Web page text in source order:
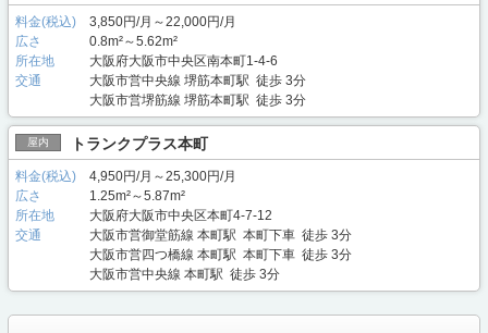
料金(税込)
3,850円/月～22,000円/月
広さ
0.8m²～5.62m²
所在地
大阪府大阪市中央区南本町1-4-6
交通
大阪市営中央線 堺筋本町駅 徒歩 3分
大阪市営堺筋線 堺筋本町駅 徒歩 3分
屋内 トランクプラス本町
料金(税込)
4,950円/月～25,300円/月
広さ
1.25m²～5.87m²
所在地
大阪府大阪市中央区本町4-7-12
交通
大阪市営御堂筋線 本町駅 本町下車 徒歩 3分
大阪市営四つ橋線 本町駅 本町下車 徒歩 3分
大阪市営中央線 本町駅 徒歩 3分